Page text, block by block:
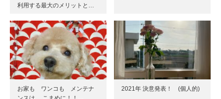
利用する最大のメリットと…
お家も ワンコも メンテナ
2021年 決意発表！ (個人的)